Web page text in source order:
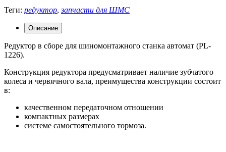
Теги: редуктор,запчасти для ШМС
Описание
Редуктор в сборе для шиномонтажного станка автомат (PL-
1226).
Конструкция редуктора предусматривает наличие зубчатого
колеса и червячного вала, преимущества конструкции состоит
в:
качественном передаточном отношении
компактных размерах
системе самостоятельного тормоза.